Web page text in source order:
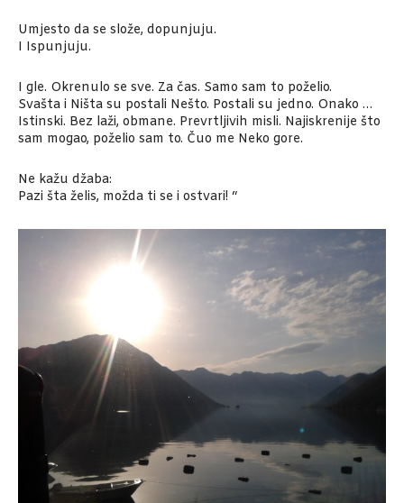
Umjesto da se slože, dopunjuju.
I Ispunjuju.
I gle. Okrenulo se sve. Za čas. Samo sam to poželio.
Svašta i Ništa su postali Nešto. Postali su jedno. Onako …
Istinski. Bez laži, obmane. Prevrtljivih misli. Najiskrenije što
sam mogao, poželio sam to. Čuo me Neko gore.
Ne kažu džaba:
Pazi šta želis, možda ti se i ostvari! “